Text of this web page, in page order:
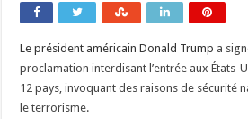
Le président américain Donald Trump a
proclamation interdisant l’entrée aux États-
12 pays, invoquant des raisons de sécurité
le terrorisme.